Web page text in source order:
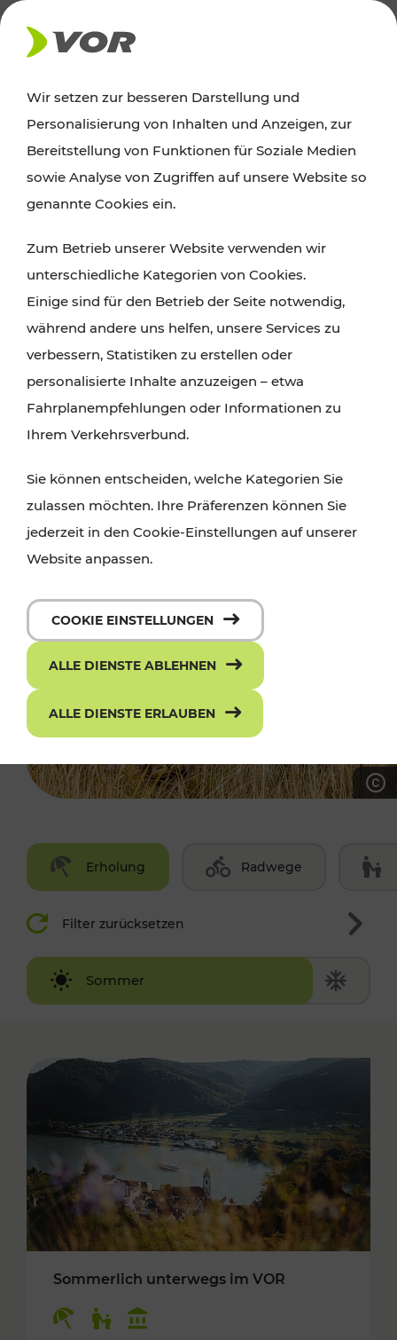
AKTUELLES
Ausflugstipps
Wien, Niederösterreich und das Burgenland
Wanderungen, Kultur und Gastronomie,
Radtouren oder purer Naturgenuss – viele
Attraktionen sind mit den Ticket- und Fahrplan-
Angeboten des VOR gut und schnell erreichbar.
Erholung Radwege
Filter zurücksetzen
Sommer
Winter
Sommerlich unterwegs im VOR
Wir setzen zur besseren Darstellung und
Personalisierung von Inhalten und Anzeigen, zur
Bereitstellung von Funktionen für Soziale Medien
sowie Analyse von Zugriffen auf unsere Website so
genannte Cookies ein.
Zum Betrieb unserer Website verwenden wir
unterschiedliche Kategorien von Cookies.
Einige sind für den Betrieb der Seite notwendig,
während andere uns helfen, unsere Services zu
verbessern, Statistiken zu erstellen oder
personalisierte Inhalte anzuzeigen – etwa
Fahrplanempfehlungen oder Informationen zu
Ihrem Verkehrsverbund.
Sie können entscheiden, welche Kategorien Sie
zulassen möchten. Ihre Präferenzen können Sie
jederzeit in den Cookie-Einstellungen auf unserer
Website anpassen.
COOKIE EINSTELLUNGEN
ALLE DIENSTE ABLEHNEN
ALLE DIENSTE ERLAUBEN